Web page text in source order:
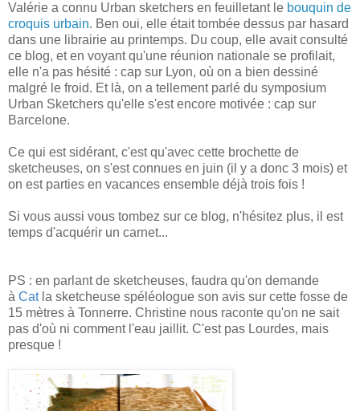
Valérie a connu Urban sketchers en feuilletant le bouquin de
croquis urbain. Ben oui, elle était tombée dessus par hasard
dans une librairie au printemps. Du coup, elle avait consulté
ce blog, et en voyant qu'une réunion nationale se profilait,
elle n'a pas hésité : cap sur Lyon, où on a bien dessiné
malgré le froid. Et là, on a tellement parlé du symposium
Urban Sketchers qu'elle s'est encore motivée : cap sur
Barcelone.
Ce qui est sidérant, c'est qu'avec cette brochette de
sketcheuses, on s'est connues en juin (il y a donc 3 mois) et
on est parties en vacances ensemble déjà trois fois !
Si vous aussi vous tombez sur ce blog, n'hésitez plus, il est
temps d'acquérir un carnet...
PS : en parlant de sketcheuses, faudra qu'on demande
à Catla sketcheuse spéléologue son avis sur cette fosse de
15 mètres à Tonnerre. Christine nous raconte qu'on ne sait
pas d'où ni comment l'eau jaillit. C'est pas Lourdes, mais
presque !